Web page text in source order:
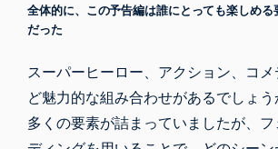
全体的に、この予告編は誰にとっても楽しめ
だった
スーパーヒーロー、アクション、コ
ど魅力的な組み合わせがあるでしょ
多くの要素が詰まっていましたが、